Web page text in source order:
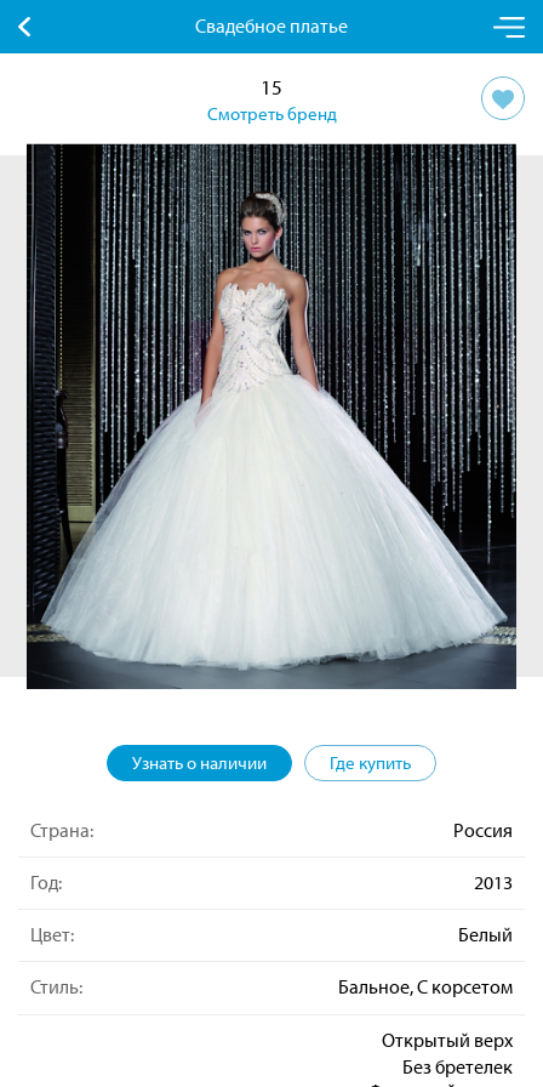
Свадебное платье
15
Смотреть бренд
Узнать о наличии Где купить
Страна: Россия
Год: 2013
Цвет: Белый
Стиль: Бальное, С корсетом
Открытый верх
Без бретелек